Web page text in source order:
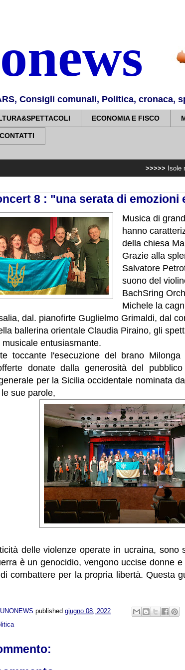
Consigli comunali, Politica, cronaca,
ECONOMIA E FISCO
CONTATTI
Isole minori,
8 : "una serata di emozioni
Musica di
hanno
della chiesa
Grazie alla
Salvatore
suono del
BachSring
Michele la
dal. pianofirte Guglielmo Grimaldi, dal
ballerina orientale Claudia Piraino, gli
entusiasmante.
toccante l'esecuzione del brano
donate dalla generosità del
per la Sicilia occidentale nominata
sue parole,
delle violenze operate in ucraina, sono
è un genocidio, vengono uccise donne
combattere per la propria libertà. Questa
published giugno 08, 2022